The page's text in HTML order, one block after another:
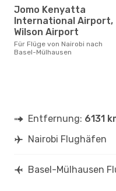
Jomo Kenyatta
International Airport,
Wilson Airport
Für Flüge von Nairobi nach
Basel-Mülhausen
Entfernung: 6131
Nairobi Flughäfen
Basel-Mülhausen